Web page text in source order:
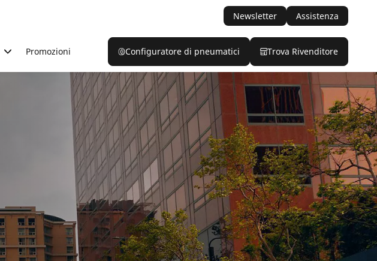
Newsletter Assistenza
Promozioni Configuratore di pneumatici Trova Rivenditore